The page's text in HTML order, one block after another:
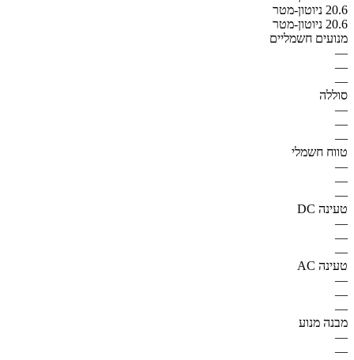
20.6 ניוטון-מטר
20.6 ניוטון-מטר
מנועים חשמליים
—
—
—
סוללה
—
—
—
טווח חשמלי
—
—
—
טעינה DC
—
—
—
טעינה AC
—
—
—
מבנה מנוע
—
—